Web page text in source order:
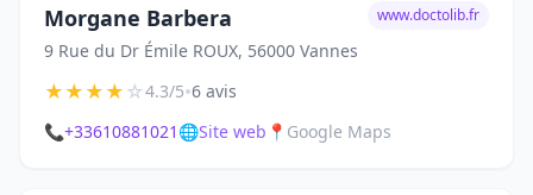
Morgane Barbera
9 Rue du Dr Émile ROUX, 56000 Vannes
www.doctolib.fr
★★★★☆4.3/5•6 avis
📞+33610881021 🌐Site web 📍 Google Maps